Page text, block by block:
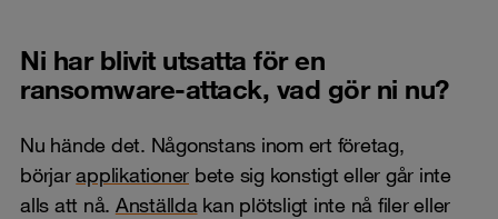
Ni har blivit utsatta för en
ransomware-attack, vad gör ni nu?
Nu hände det. Någonstans inom ert företag,
börjarapplikationer bete sig konstigt eller går inte
alls att nå. Anställda kan plötsligt inte nå filer eller